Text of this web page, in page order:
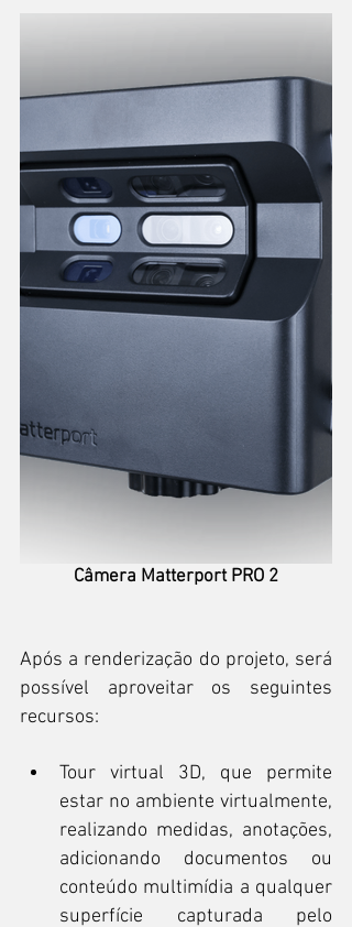
Câmera Matterport PRO 2
Após a renderização do projeto, será
possível aproveitar os seguintes
recursos:
Tour virtual 3D, que permite
estar no ambiente virtualmente,
realizando medidas, anotações,
adicionando documentos ou
conteúdo multimídia a qualquer
superfície capturada pelo